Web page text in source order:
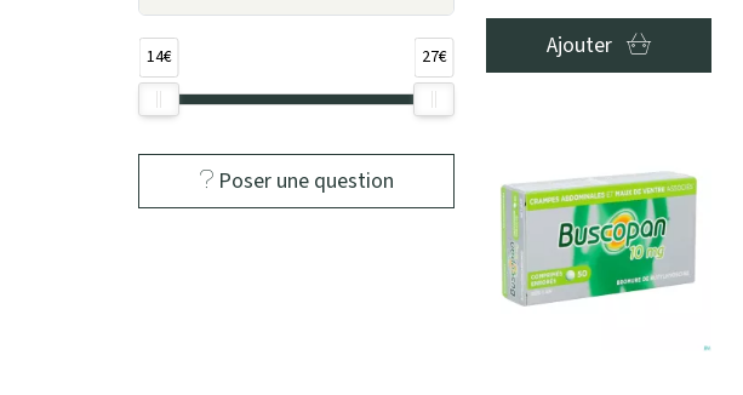
Ajouter
14€ 27€
Poser une question